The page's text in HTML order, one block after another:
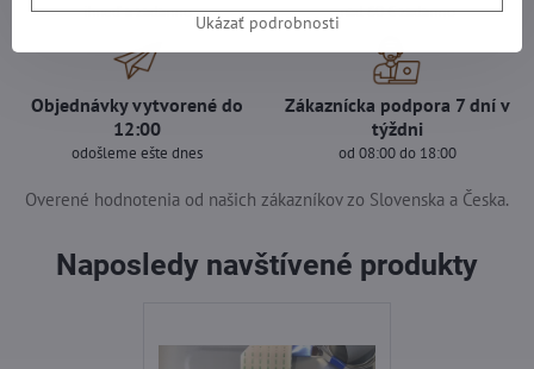
ihneď a zadarmo nad 60 € zadarmo
Objednávky vytvorené do
12:00
odošleme ešte dnes
Zákaznícka podpora 7 dní v
týždni
od 08:00 do 18:00
Overené hodnotenia od našich zákazníkov zo Slovenska a Česka.
Naposledy navštívené produkty
Ukázať podrobnosti